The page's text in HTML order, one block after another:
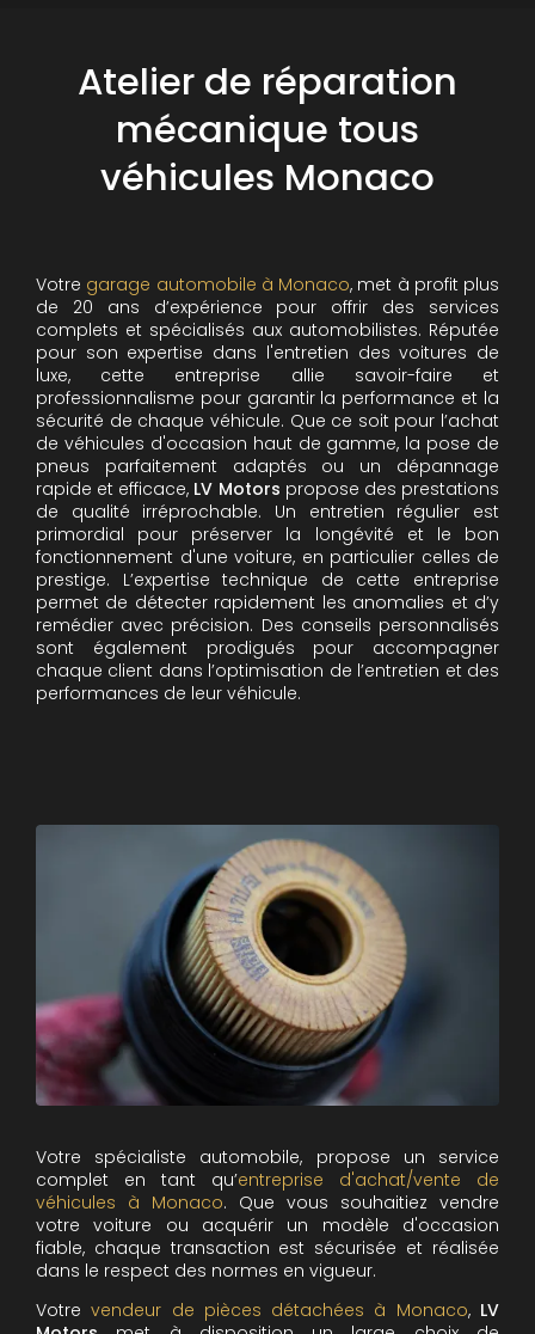
Atelier de réparation
mécanique tous
véhicules Monaco
Votre garage automobile à Monaco, met à profit plus
de 20 ans d’expérience pour offrir des services
complets et spécialisés aux automobilistes. Réputée
pour son expertise dans l'entretien des voitures de
luxe, cette entreprise allie savoir-faire et
professionnalisme pour garantir la performance et la
sécurité de chaque véhicule. Que ce soit pour l’achat
de véhicules d'occasion haut de gamme, la pose de
pneus parfaitement adaptés ou un dépannage
rapide et efficace, LV Motors propose des prestations
de qualité irréprochable. Un entretien régulier est
primordial pour préserver la longévité et le bon
fonctionnement d'une voiture, en particulier celles de
prestige. L’expertise technique de cette entreprise
permet de détecter rapidement les anomalies et d’y
remédier avec précision. Des conseils personnalisés
sont également prodigués pour accompagner
chaque client dans l’optimisation de l’entretien et des
performances de leur véhicule.
Votre spécialiste automobile, propose un service
complet en tant qu’entreprise d'achat/vente de
véhicules à Monaco. Que vous souhaitiez vendre
votre voiture ou acquérir un modèle d'occasion
fiable, chaque transaction est sécurisée et réalisée
dans le respect des normes en vigueur.
Votrevendeur de pièces détachées à Monaco, LV